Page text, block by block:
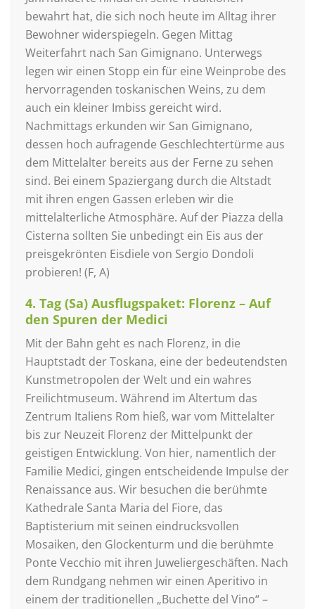
bewahrt hat, die sich noch heute im Alltag ihrer
Bewohner widerspiegeln. Gegen Mittag
Weiterfahrt nach San Gimignano. Unterwegs
legen wir einen Stopp ein für eine Weinprobe des
hervorragenden toskanischen Weins, zu dem
auch ein kleiner Imbiss gereicht wird.
Nachmittags erkunden wir San Gimignano,
dessen hoch aufragende Geschlechtertürme aus
dem Mittelalter bereits aus der Ferne zu sehen
sind. Bei einem Spaziergang durch die Altstadt
mit ihren engen Gassen erleben wir die
mittelalterliche Atmosphäre. Auf der Piazza della
Cisterna sollten Sie unbedingt ein Eis aus der
preisgekrönten Eisdiele von Sergio Dondoli
probieren! (F, A)
4. Tag (Sa) Ausflugspaket: Florenz – Auf
den Spuren der Medici
Mit der Bahn geht es nach Florenz, in die
Hauptstadt der Toskana, eine der bedeutendsten
Kunstmetropolen der Welt und ein wahres
Freilichtmuseum. Während im Altertum das
Zentrum Italiens Rom hieß, war vom Mittelalter
bis zur Neuzeit Florenz der Mittelpunkt der
geistigen Entwicklung. Von hier, namentlich der
Familie Medici, gingen entscheidende Impulse der
Renaissance aus. Wir besuchen die berühmte
Kathedrale Santa Maria del Fiore, das
Baptisterium mit seinen eindrucksvollen
Mosaiken, den Glockenturm und die berühmte
Ponte Vecchio mit ihren Juweliergeschäften. Nach
dem Rundgang nehmen wir einen Aperitivo in
einem der traditionellen „Buchette del Vino“ –